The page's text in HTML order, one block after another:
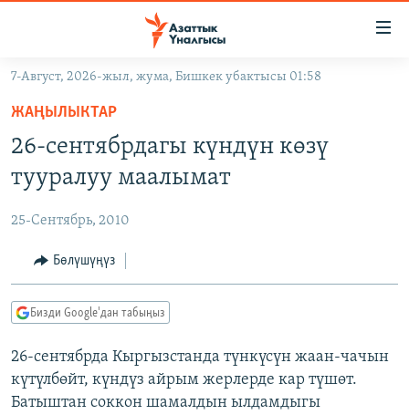
Навигацияга
өтүңүз
салыңыз
ЭКОНОМИКА
МАДАНИЯТ
БОРБОР АЗИЯ
УКРАИНА
АТАЙЫН ИЛИКТӨӨ
ТВ ПРОГРАММАЛАР
ЭКСПЕРТТЕР ТАЛДАЙТ
БИЗ ЖАНА ДҮЙНӨ
ДАНИСТЕ
ӨЗГӨЧӨ ПИКИР
Русский
7-Август, 2026-жыл, жума, Бишкек убактысы 01:58
ЖАҢЫЛЫКТАР
26-сентябрдагы күндүн көзү
тууралуу маалымат
25-Сентябрь, 2010
Бөлүшүңүз
Бизди Google'дан табыңыз
26-сентябрда Кыргызстанда түнкүсүн жаан-чачын
күтүлбөйт, күндүз айрым жерлерде кар түшөт.
Батыштан соккон шамалдын ылдамдыгы